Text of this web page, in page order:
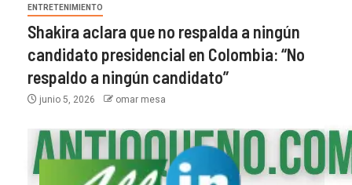
ENTRETENIMIENTO
Shakira aclara que no respalda a ningún
candidato presidencial en Colombia: “No
respaldo a ningún candidato”
junio 5, 2026 omar mesa